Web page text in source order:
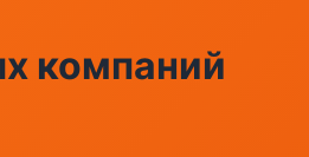
компаний